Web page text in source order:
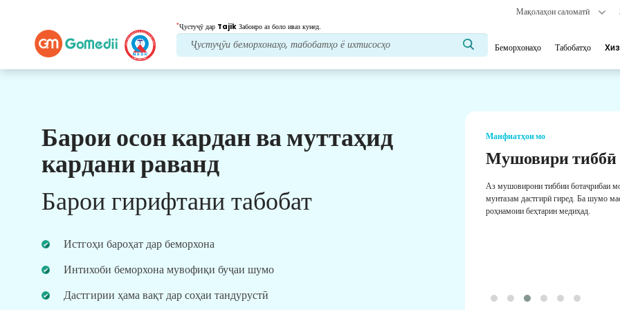
Мақолаҳои саломатӣ
*Ҷустуҷӯ дар Tajik Забонро аз боло иваз кунед.
Беморхонаҳо Табобатҳо
Барои осон кардан ва муттаҳид
кардани раванд
Барои гирифтани табобат
Истгоҳи бароҳат дар беморхона
Интихоби беморхона мувофиқи буҷаи шумо
Дастгирии ҳама вақт дар соҳаи тандурустӣ
Манфиатҳои мо
Пас аз табобат
нигоҳубини пайравӣ
Дастгирии тиббӣ ва беморонро 24x7 бо дастаи
бораи ниёзҳои табобати шумо.
Манфиатҳои мо
Мушовири тиббӣ
Аз мушовирони тиббии ботаҷрибаи
мунтазам дастгирӣ гиред. Ба шумо
роҳнамоии беҳтарин медиҳад.